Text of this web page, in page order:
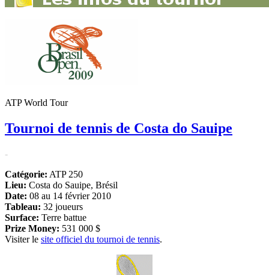
ATP World Tour
Tournoi de tennis de Costa do Sauipe
-
Catégorie: ATP 250
Lieu: Costa do Sauipe, Brésil
Date: 08 au 14 février 2010
Tableau: 32 joueurs
Surface: Terre battue
Prize Money: 531 000 $
Visiter le site officiel du tournoi de tennis.